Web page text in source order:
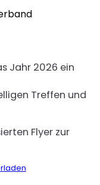
Jahr 2026 ein
Treffen und
Flyer zur